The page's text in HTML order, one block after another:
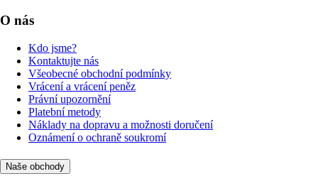
O nás
Kdo jsme?
Kontaktujte nás
Všeobecné obchodní podmínky
Vrácení a vrácení peněz
Právní upozornění
Platební metody
Náklady na dopravu a možnosti doručení
Oznámení o ochraně soukromí
Naše obchody